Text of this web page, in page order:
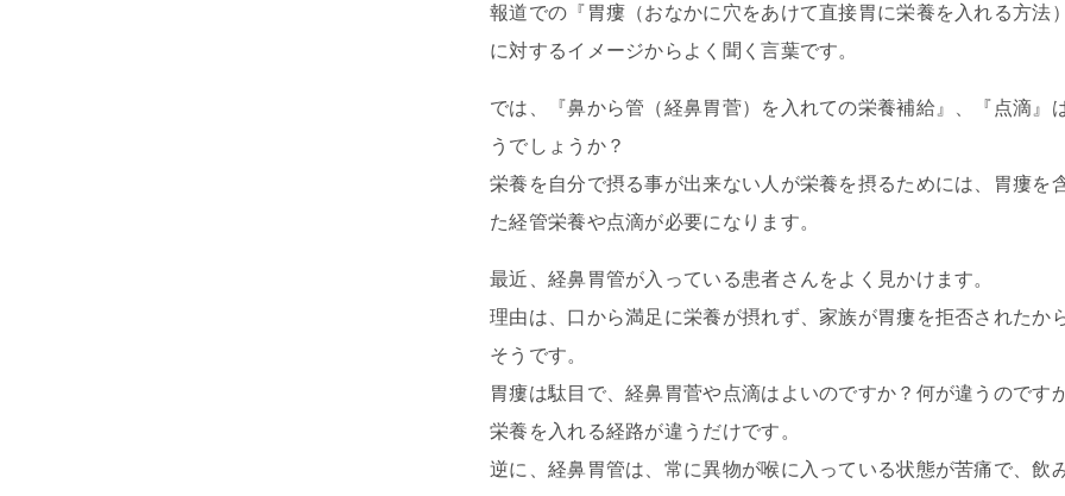
報道での『胃瘻（おなかに穴をあけて直接胃に栄養を入れる方法）
に対するイメージからよく聞く言葉です。
では、『鼻から管（経鼻胃菅）を入れての栄養補給』、『点滴』
うでしょうか？
栄養を自分で摂る事が出来ない人が栄養を摂るためには、胃瘻を
た経管栄養や点滴が必要になります。
最近、経鼻胃管が入っている患者さんをよく見かけます。
理由は、口から満足に栄養が摂れず、家族が胃瘻を拒否されたか
そうです。
胃瘻は駄目で、経鼻胃菅や点滴はよいのですか？何が違うのです
栄養を入れる経路が違うだけです。
逆に、経鼻胃管は、常に異物が喉に入っている状態が苦痛で、飲